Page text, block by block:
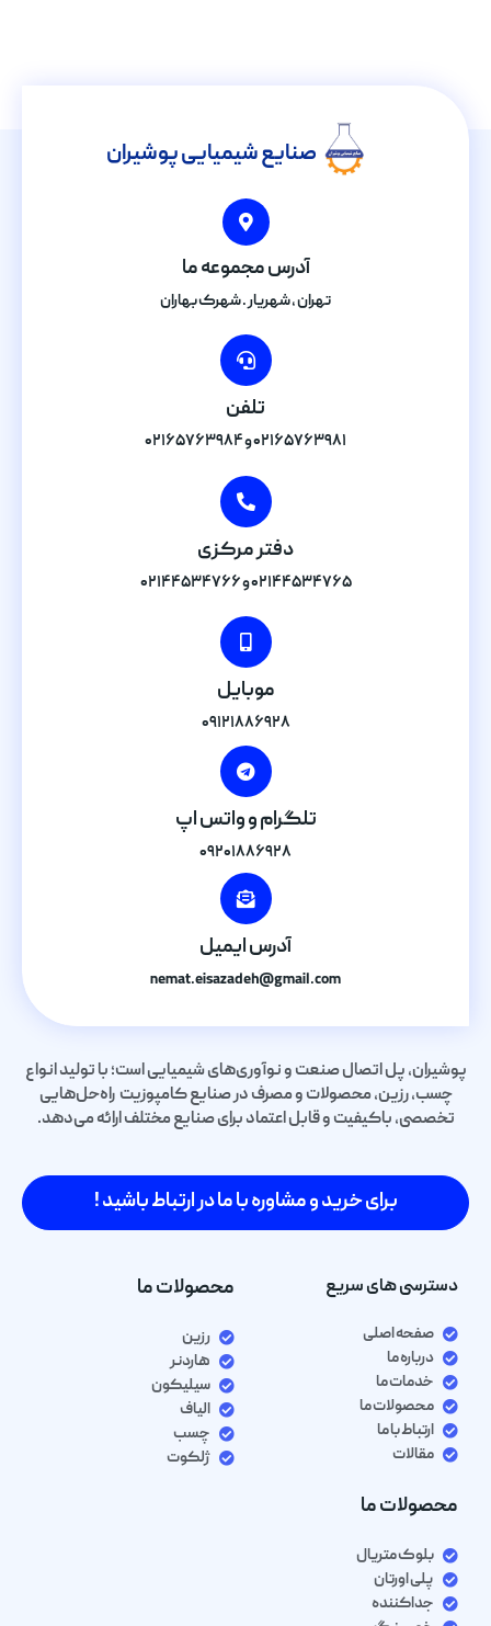
صنایع شیمیایی پوشیران
آدرس مجموعه ما
تهران , شهریار . شهرک بهاران
تلفن
۰۲۱۶۵۷۶۳۹۸۱ و ۰۲۱۶۵۷۶۳۹۸۴
دفتر مرکزی
۰۲۱۴۴۵۳۴۷۶۵ و ۰۲۱۴۴۵۳۴۷۶۶
موبایل
۰۹۱۲۱۸۸۶۹۲۸
تلگرام و واتس اپ
۰۹۲۰۱۸۸۶۹۲۸
آدرس ایمیل
nemat.eisazadeh@gmail.com
پوشیران، پل اتصال صنعت و نوآوری‌های شیمیایی است؛ با تولید انواع
چسب، رزین، محصولات و مصرف در صنایع کامپوزیت راه‌حل‌هایی
تخصصی، باکیفیت و قابل اعتماد برای صنایع مختلف ارائه می‌دهد.
برای خرید و مشاوره با ما در ارتباط باشید !
دسترسی های سریع
صفحه اصلی
درباره ما
خدمات ما
محصولات ما
ارتباط با ما
مقالات
محصولات ما
رزین
هاردنر
سیلیکون
الیاف
چسب
ژلکوت
محصولات ما
بلوک متریال
پلی اورتان
جداکننده